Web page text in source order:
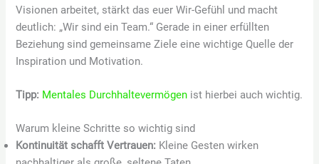
Visionen arbeitet, stärkt das euer Wir-Gefühl und macht
deutlich: „Wir sind ein Team.“ Gerade in einer erfüllten
Beziehung sind gemeinsame Ziele eine wichtige Quelle der
Inspiration und Motivation.
Tipp: Mentales Durchhaltevermögen ist hierbei auch wichtig.
Warum kleine Schritte so wichtig sind
Kontinuität schafft Vertrauen: Kleine Gesten wirken